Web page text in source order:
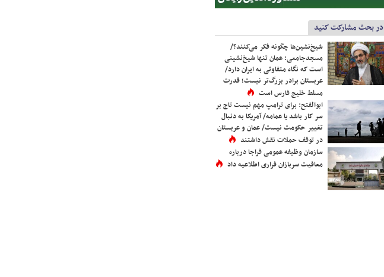
در بحث مشارکت کنید
شیخ‌نشین‌ها چگونه فکر می‌کنند؟/
مسجدجامعی: عمان تنها شیخ‌نشینی
است که نگاه متفاوتی به ایران دارد/
عربستان برادر بزرگ‌تر نیست؛ قدرت
مسلط خلیج فارس است
ابوالفتح: برای ترامپ مهم نیست تاج بر
سر کار باشد یا عمامه/ آمریکا به دنبال
تغییر حکومت نیست/ عمان و عربستان
در توقف حملات نقش داشتند
سازمان وظیفه عمومی فراجا درباره
معافیت سربازان فراری اطلاعیه داد